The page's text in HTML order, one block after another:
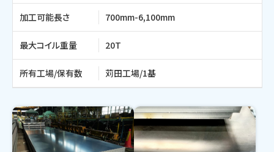
加工可能長さ 700mm-6,100mm
最大コイル重量 20T
所有工場/保有数 苅田工場/1基